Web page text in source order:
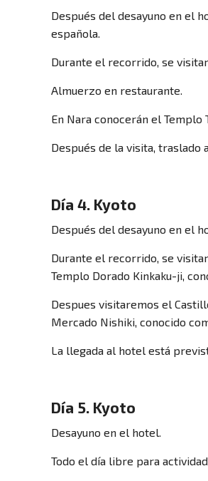
Después del desayuno en el
española.
Durante el recorrido, se
Almuerzo en restaurante.
En Nara conocerán el Templo
Después de la visita, traslado
Día 4. Kyoto
Después del desayuno en el
Durante el recorrido, se
Templo Dorado Kinkaku-ji,
Despues visitaremos el
Mercado Nishiki, conocido
La llegada al hotel está
Día 5. Kyoto
Desayuno en el hotel.
Todo el día libre para